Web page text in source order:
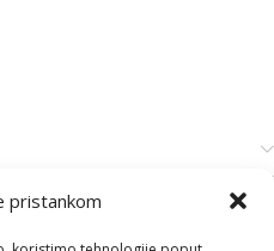
pristankom